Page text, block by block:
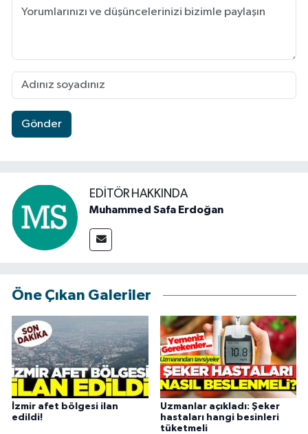
Gönder
EDITÖR HAKKINDA
Muhammed Safa Erdoğan
Öne Çıkan Galeriler
İzmir afet bölgesi ilan
edildi!
Uzmanlar açıkladı: Şeker
hastaları hangi besinleri
tüketmeli